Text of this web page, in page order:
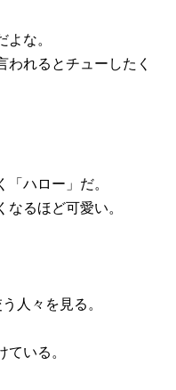
な。
われるとチューしたく
ハロー」だ。
るほど可愛い。
人々を見る。
いる。